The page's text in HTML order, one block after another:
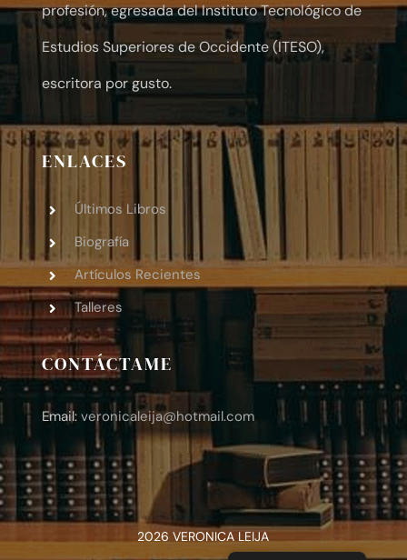
profesión, egresada del Instituto Tecnológico de
Estudios Superiores de Occidente (ITESO),
escritora por gusto.
ENLACES
Últimos Libros
Biografía
Artículos Recientes
Talleres
CONTÁCTAME
Email: veronicaleija@hotmail.com
2026 VERONICA LEIJA